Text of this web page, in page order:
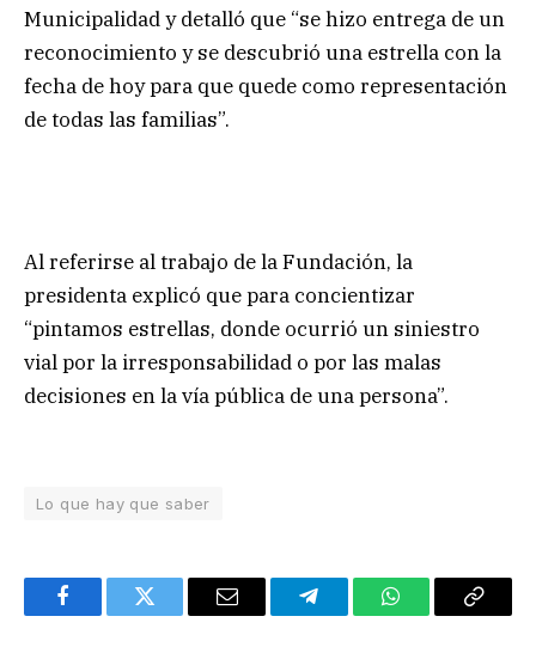
Municipalidad y detalló que “se hizo entrega de un
reconocimiento y se descubrió una estrella con la
fecha de hoy para que quede como representación
de todas las familias”.
Al referirse al trabajo de la Fundación, la
presidenta explicó que para concientizar
“pintamos estrellas, donde ocurrió un siniestro
vial por la irresponsabilidad o por las malas
decisiones en la vía pública de una persona”.
Lo que hay que saber
FacebookTwitter Email TelegramWhatsAppCopy